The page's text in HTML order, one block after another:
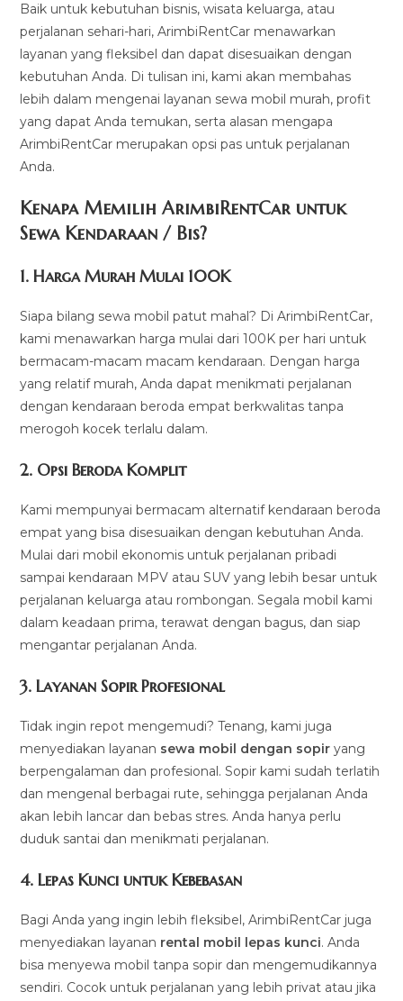
Baik untuk kebutuhan bisnis, wisata keluarga, atau
perjalanan sehari-hari, ArimbiRentCar menawarkan
layanan yang fleksibel dan dapat disesuaikan dengan
kebutuhan Anda. Di tulisan ini, kami akan membahas
lebih dalam mengenai layanan sewa mobil murah, profit
yang dapat Anda temukan, serta alasan mengapa
ArimbiRentCar merupakan opsi pas untuk perjalanan
Anda.
Kenapa Memilih ArimbiRentCar untuk
Sewa Kendaraan / Bis?
1.Harga Murah Mulai 100K
Siapa bilang sewa mobil patut mahal? Di ArimbiRentCar,
kami menawarkan harga mulai dari 100K per hari untuk
bermacam-macam macam kendaraan. Dengan harga
yang relatif murah, Anda dapat menikmati perjalanan
dengan kendaraan beroda empat berkwalitas tanpa
merogoh kocek terlalu dalam.
2. Opsi Beroda Komplit
Kami mempunyai bermacam alternatif kendaraan beroda
empat yang bisa disesuaikan dengan kebutuhan Anda.
Mulai dari mobil ekonomis untuk perjalanan pribadi
sampai kendaraan MPV atau SUV yang lebih besar untuk
perjalanan keluarga atau rombongan. Segala mobil kami
dalam keadaan prima, terawat dengan bagus, dan siap
mengantar perjalanan Anda.
3.Layanan Sopir Profesional
Tidak ingin repot mengemudi? Tenang, kami juga
menyediakan layanan sewa mobil dengan sopir yang
berpengalaman dan profesional. Sopir kami sudah terlatih
dan mengenal berbagai rute, sehingga perjalanan Anda
akan lebih lancar dan bebas stres. Anda hanya perlu
duduk santai dan menikmati perjalanan.
4.Lepas Kunci untuk Kebebasan
Bagi Anda yang ingin lebih fleksibel, ArimbiRentCar juga
menyediakan layanan rental mobil lepas kunci. Anda
bisa menyewa mobil tanpa sopir dan mengemudikannya
sendiri. Cocok untuk perjalanan yang lebih privat atau jika